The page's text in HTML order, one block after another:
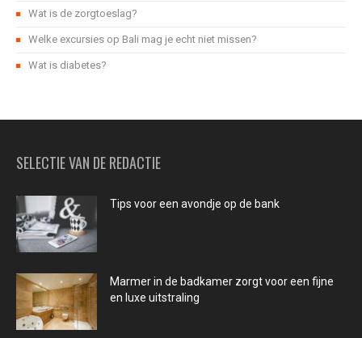
Wat is de zorgtoeslag?
Welke excursies op Bali mag je echt niet missen?
Wat is diabetes?
SELECTIE VAN DE REDACTIE
Tips voor een avondje op de bank
Marmer in de badkamer zorgt voor een fijne
en luxe uitstraling